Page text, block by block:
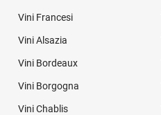
Vini Francesi
Vini Alsazia
Vini Bordeaux
Vini Borgogna
Vini Chablis